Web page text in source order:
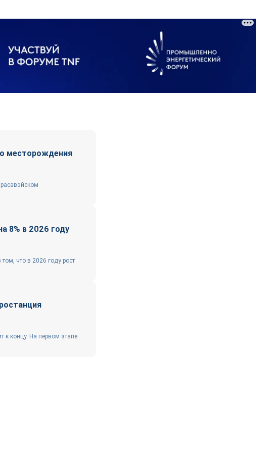
месторождения
8% в 2026 году
что в 2026 году рост
к концу. На первом этапе